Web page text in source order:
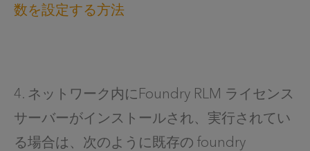
数を設定する方法
4. ネットワーク内にFoundry RLM ライセンス
サーバーがインストールされ、実行されてい
る場合は、次のように既存の foundry